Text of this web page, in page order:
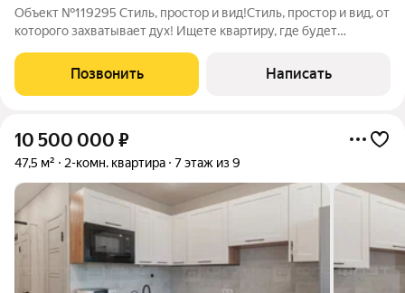
Объект №119295 Стиль, простор и вид!Стиль, простор и вид, от
которого захватывает дух! Ищете квартиру, где будет
двухкомнатную квартиру площадью 53,3 м в кирпичном доме
1998 года. Квартира
Позвонить Написать
10 500 000 ₽
47,5 м² 2-комн. квартира 7 этаж из 9